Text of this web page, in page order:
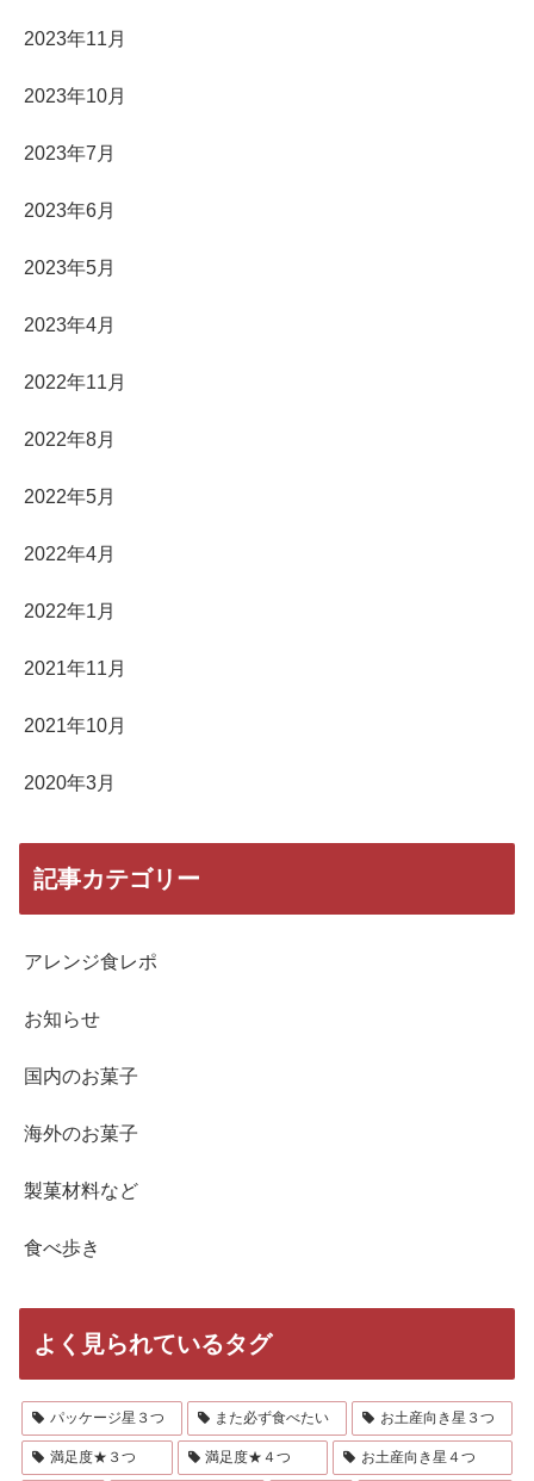
2023年11月
2023年10月
2023年7月
2023年6月
2023年5月
2023年4月
2022年11月
2022年8月
2022年5月
2022年4月
2022年1月
2021年11月
2021年10月
2020年3月
記事カテゴリー
アレンジ食レポ
お知らせ
国内のお菓子
海外のお菓子
製菓材料など
食べ歩き
よく見られているタグ
パッケージ星３つ また必ず食べたい お土産向き星３つ
満足度★３つ 満足度★４つ お土産向き星４つ